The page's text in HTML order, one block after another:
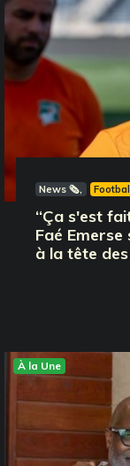
News 🗞️
‘‘Ça s'est
Faé
à la tête
À la Une